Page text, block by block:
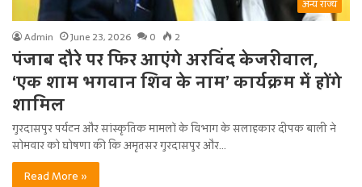
अन्य राज्य
Admin June 23, 2026 0 2
पंजाब दौरे पर फिर आएंगे अरविंद केजरीवाल,
‘एक शाम भगवान शिव के नाम’ कार्यक्रम में होंगे
शामिल
गुरदासपुर पर्यटन और सांस्कृतिक मामलों के विभाग के सलाहकार दीपक बाली ने
सोमवार को घोषणा की कि अमृतसर गुरदासपुर और…
Read More »